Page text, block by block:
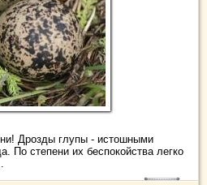
Дрозды глупы - истошными
По степени их беспокойства легко